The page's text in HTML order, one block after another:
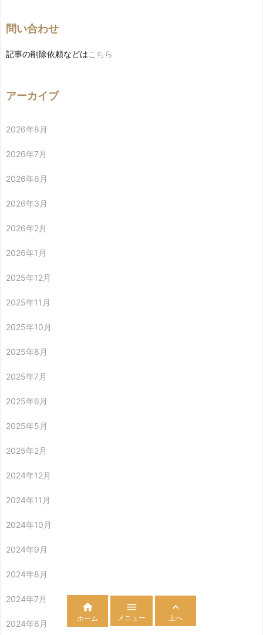
問い合わせ
記事の削除依頼などは こちら
アーカイブ
2026年8月
2026年7月
2026年6月
2026年3月
2026年2月
2026年1月
2025年12月
2025年11月
2025年10月
2025年8月
2025年7月
2025年6月
2025年5月
2025年2月
2024年12月
2024年11月
2024年10月
2024年9月
2024年8月
2024年7月
2024年6月

ホーム

メニュー

上へ